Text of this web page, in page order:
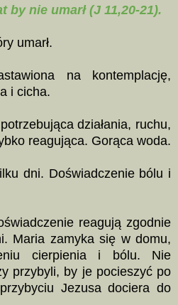
by nie umarł (J 11,20-21).
umarł.
na kontemplację,
i cicha.
działania, ruchu,
reagująca. Gorąca woda.
dni. Doświadczenie bólu i
reagują zgodnie
Maria zamyka się w domu,
cierpienia i bólu. Nie
przybyli, by je pocieszyć po
Jezusa dociera do